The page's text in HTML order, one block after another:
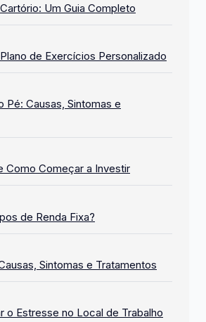
Um Guia Completo
de Exercícios Personalizado
Pé: Causas, Sintomas e
Como Começar a Investir
de Renda Fixa?
Sintomas e Tratamentos
o Estresse no Local de Trabalho